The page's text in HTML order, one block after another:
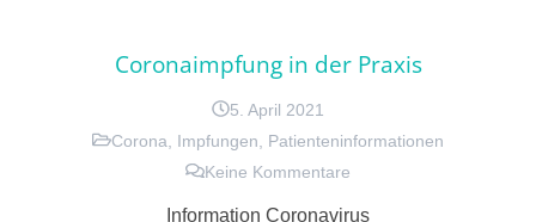
Coronaimpfung in der Praxis
5. April 2021
Corona
Impfungen
Patienteninformationen
Keine Kommentare
Information Coronavirus